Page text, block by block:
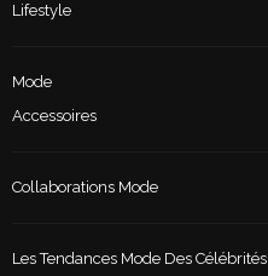
Lifestyle
Mode
Accessoires
Collaborations Mode
Les Tendances Mode Des Célébrités